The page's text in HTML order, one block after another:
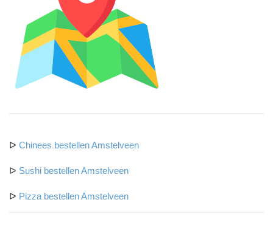
ᐅ Chinees bestellen Amstelveen
ᐅ Sushi bestellen Amstelveen
ᐅ Pizza bestellen Amstelveen